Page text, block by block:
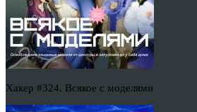
Хакер #324. Всякое с моделями